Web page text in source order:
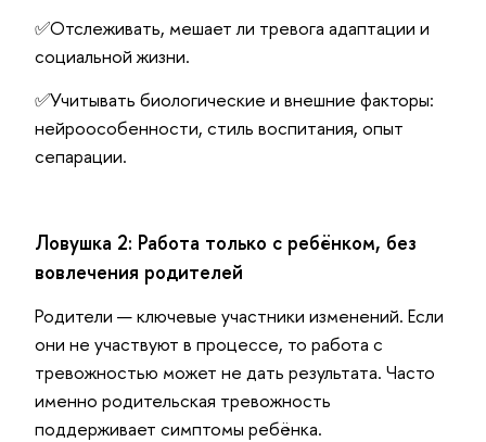
✅Отслеживать, мешает ли тревога адаптации и
социальной жизни.
✅Учитывать биологические и внешние факторы:
нейроособенности, стиль воспитания, опыт
сепарации.
Ловушка 2: Работа только с ребёнком, без
вовлечения родителей
Родители — ключевые участники изменений. Если
они не участвуют в процессе, то работа с
тревожностью может не дать результата. Часто
именно родительская тревожность
поддерживает симптомы ребёнка.